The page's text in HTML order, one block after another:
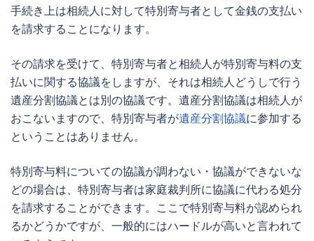
手続き上は相続人に対して特別寄与者として金銭の支払い
を請求することになります。
その請求を受けて、特別寄与者と相続人が特別寄与料の支
払いに関する協議をしますが、それは相続人どうしで行う
遺産分割協議とは別の協議です。遺産分割協議は相続人が
おこないますので、特別寄与者が遺産分割協議に参加する
ということはありません。
特別寄与料についての協議が調わない・協議ができないな
どの場合は、特別寄与者は家庭裁判所に協議に代わる処分
を請求することができます。ここで特別寄与料が認められ
るかどうかですが、一般的にはハードルが高いと言われて